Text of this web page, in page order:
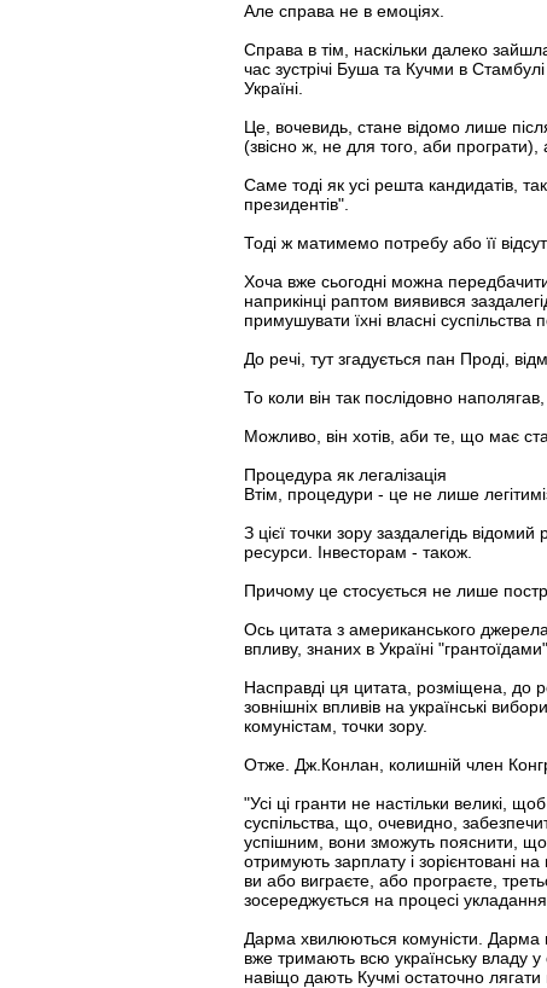
Але справа не в емоціях.
Справа в тім, наскільки далеко
час зустрічі Буша та Кучми в
Україні.
Це, вочевидь, стане відомо лише
(звісно ж, не для того, аби програти),
Саме тоді як усі решта кандидатів,
президентів".
Тоді ж матимемо потребу або її
Хоча вже сьогодні можна
наприкінці раптом виявився
примушувати їхні власні
До речі, тут згадується пан Проді,
То коли він так послідовно
Можливо, він хотів, аби те, що має
Процедура як легалізація
Втім, процедури - це не лише
З цієї точки зору заздалегідь
ресурси. Інвесторам - також.
Причому це стосується не лише
Ось цитата з американського
впливу, знаних в Україні "грантоїдами".
Насправді ця цитата, розміщена, до
зовнішніх впливів на українські
комуністам, точки зору.
Отже. Дж.Конлан, колишній член
"Усі ці гранти не настільки великі,
суспільства, що, очевидно,
успішним, вони зможуть пояснити, що
отримують зарплату і зорієнтовані
ви або виграєте, або програєте,
зосереджується на процесі
Дарма хвилюються комуністи. Дарма
вже тримають всю українську владу
навіщо дають Кучмі остаточно лягати